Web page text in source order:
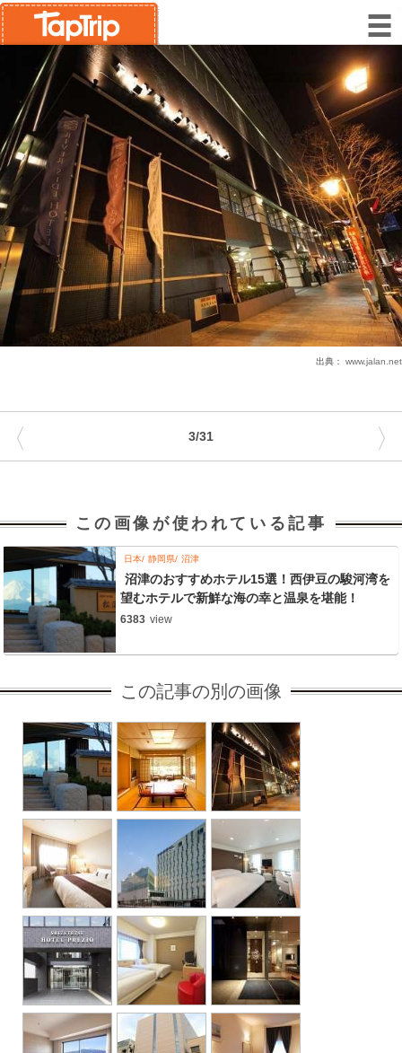
出典： www.jalan.net
3/31
〈 〉
この画像が使われている記事
日本 静岡県 沼津
沼津のおすすめホテル15選！西伊豆の駿河湾を
望むホテルで新鮮な海の幸と温泉を堪能！
6383 view
この記事の別の画像